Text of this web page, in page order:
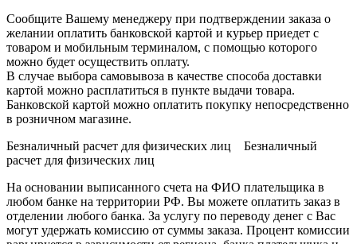
Сообщите Вашему менеджеру при подтверждении заказа о
желании оплатить банковской картой и курьер приедет с
товаром и мобильным терминалом, с помощью которого
можно будет осуществить оплату.
В случае выбора самовывоза в качестве способа доставки
картой можно расплатиться в пункте выдачи товара.
Банковской картой можно оплатить покупку непосредственно
в розничном магазине.
Безналичный расчет для физических лиц Безналичный
расчет для физических лиц
На основании выписанного счета на ФИО плательщика в
любом банке на территории РФ. Вы можете оплатить заказ в
отделении любого банка. За услугу по переводу денег с Вас
могут удержать комиссию от суммы заказа. Процент комиссии